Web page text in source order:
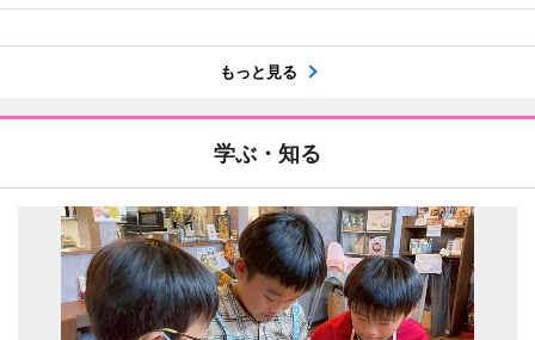
もっと見る
学ぶ・知る